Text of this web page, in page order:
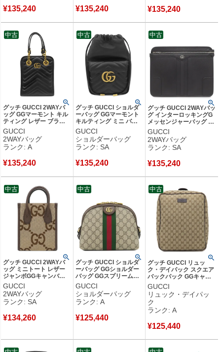
¥135,240 ¥135,240 ¥135,240
グッチ GUCCI 2WAYバ
ッグ GGマーモント キル
ティング レザー ブラッ
ク ゴールド金具 黒 ショ
ルダー ハンドバッグ
696123 【箱】 【中古】
中古美品
GUCCI
2WAYバッグ
ランク: A
¥135,240
中古
グッチ GUCCI ショルダ
ーバッグ GGマーモント
キルティング ミニ バケ
ット レザー シェブロン
キルティングレザー ブラ
ック マットゴールド金具
ダブルG 746433 【箱】
GUCCI
ショルダーバッグ
ランク: SA
¥135,240
中古
グッチ GUCCI 2WAYバッ
グ インターロッキングG
メッセンジャーバッグ レ
ザー ブラック シルバー金
具 ブリーフケース ショル
ダー セカンドバッグ
735111 【保存袋】 【中
GUCCI
2WAYバッグ
ランク: SA
¥135,240
中古
グッチ GUCCI 2WAYバ
ッグ ミニトート レザー
ジャンボGGキャンバス
ベージュXブラウン ゴー
ルド金具 茶 シェリーラ
インストラップ 699406
【保存袋】 【中古】新品
GUCCI
2WAYバッグ
ランク: SA
¥134,260
中古
グッチ GUCCI ショルダ
ーバッグ GGショルダー
バッグ GGスプリームキ
ャンバス レザー ベージ
ュ×エボニー ゴールド金
具 茶 シェリーライン
499621 【箱】 【中古】
GUCCI
ショルダーバッグ
ランク: A
¥125,440
中古
グッチ GUCCI リュッ
ク・デイパック スクエア
バックパック GGキャン
バス レザー ベージュ×ブ
ラウン ゴールド金具 茶
アウトレット品 630914
【保存袋】 【中古】中古
美品
GUCCI
リュック・デイパッ
ク
ランク: A
¥125,440
中古